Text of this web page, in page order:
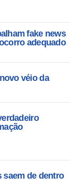
fake news
adequado
véio da
saem de dentro